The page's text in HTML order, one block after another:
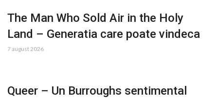
The Man Who Sold Air in the Holy
Land – Generatia care poate vindeca
7 august 2026
Queer – Un Burroughs sentimental